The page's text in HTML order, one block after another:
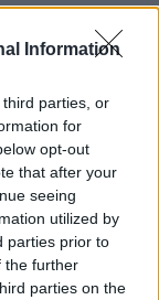
Information
parties, or
for
opt-out
that after your
seeing
utilized by
parties prior to
the further
parties on the
dirbo
pasibaigus
redakcija,